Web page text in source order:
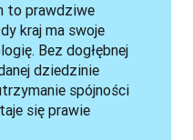
to prawdziwe
kraj ma swoje
Bez dogłębnej
dziedzinie
spójności
się prawie